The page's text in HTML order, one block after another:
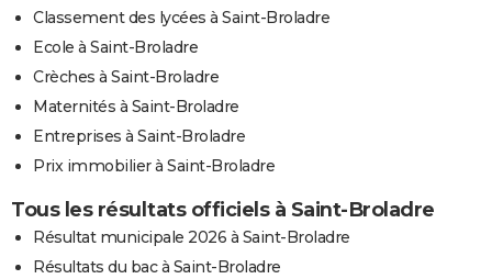
Classement des lycées à Saint-Broladre
Ecole à Saint-Broladre
Crèches à Saint-Broladre
Maternités à Saint-Broladre
Entreprises à Saint-Broladre
Prix immobilier à Saint-Broladre
Tous les résultats officiels à Saint-Broladre
Résultat municipale 2026 à Saint-Broladre
Résultats du bac à Saint-Broladre